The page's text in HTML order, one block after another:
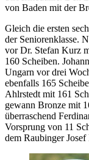
von Baden mit der
Gleich die ersten
der Seniorenklasse.
vor Dr. Stefan Kurz
160 Scheiben.
Ungarn vor drei
ebenfalls 165
Ahlrstedt mit 161
gewann Bronze mit
überraschend
Vorsprung von 11
dem Raubinger